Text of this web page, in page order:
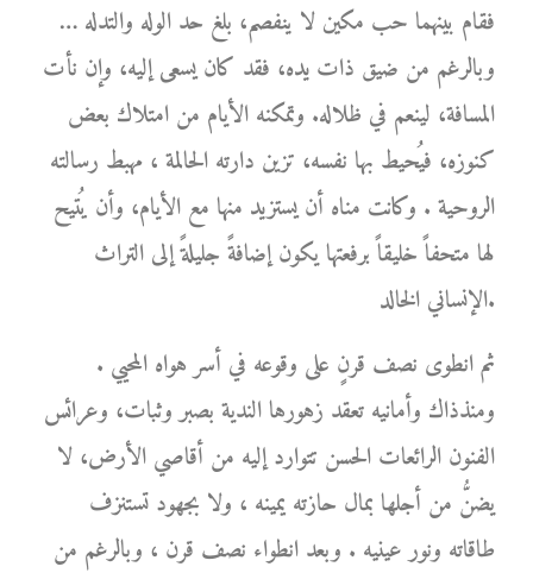
فقام بينهما حب مكين لا ينفصم، بلغ حد الوله والتدله …
وبالرغم من ضيق ذات يده، فقد كان يسعى إليه، وإن نأت
المسافة، لينعم في ظلاله. وتمكنه الأيام من امتلاك بعض
كنوزه، فيُحيط بها نفسه، تزين دارته الحالمة ، مهبط رسالته
الروحية . وكانت مناه أن يستزيد منها مع الأيام، وأن يُتيح
لها متحفاً خليقاً برفعتها يكون إضافةً جليلةً إلى التراث
الإنساني الخالد.
ثم انطوى نصف قرنٍ على وقوعه في أسر هواه المحيي .
ومنذذاك وأمانيه تعقد زهورها الندية بصبر وثبات، وعرائس
الفنون الرائعات الحسن تتوارد إليه من أقاصي الأرض، لا
يضنُّ من أجلها بمال حازته يمينه ، ولا بجهود تستنزف
طاقاته ونور عينيه . وبعد انطواء نصف قرن ، وبالرغم من